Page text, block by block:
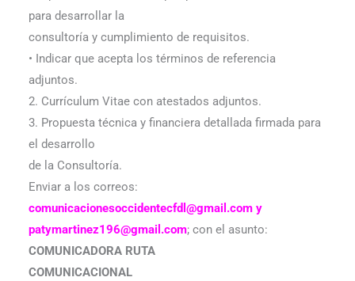
para desarrollar la
consultoría y cumplimiento de requisitos.
• Indicar que acepta los términos de referencia
adjuntos.
2. Currículum Vitae con atestados adjuntos.
3. Propuesta técnica y financiera detallada firmada para
el desarrollo
de la Consultoría.
Enviar a los correos:
comunicacionesoccidentecfdl@gmail.com y
patymartinez196@gmail.com; con el asunto:
COMUNICADORA RUTA
COMUNICACIONAL